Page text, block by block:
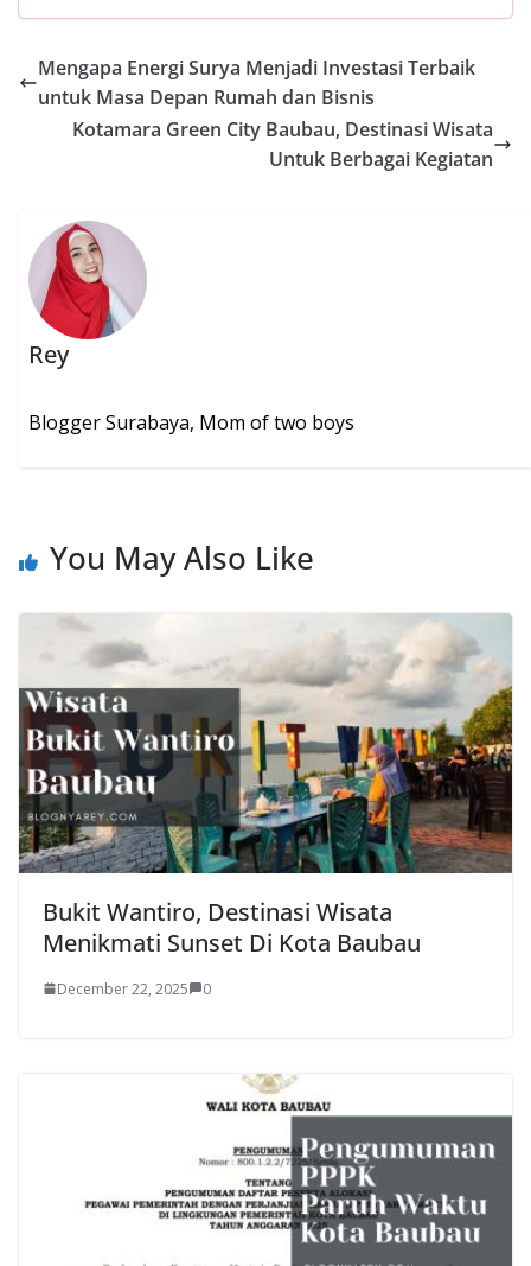
e
b
o
o
itt
er
ai
l
at
s
A
p
er
e
st
ar
e
Mengapa Energi Surya Menjadi Investasi Terbaik
untuk Masa Depan Rumah dan Bisnis
Kotamara Green City Baubau, Destinasi Wisata
Untuk Berbagai Kegiatan
Rey
Blogger Surabaya, Mom of two boys
You May Also Like
Bukit Wantiro, Destinasi Wisata
Menikmati Sunset Di Kota Baubau
December 22, 2025 0